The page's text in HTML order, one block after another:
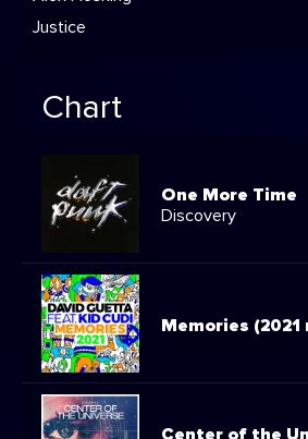
Justice
Chart
One More Time
Discovery
Memories (2021
Center of the